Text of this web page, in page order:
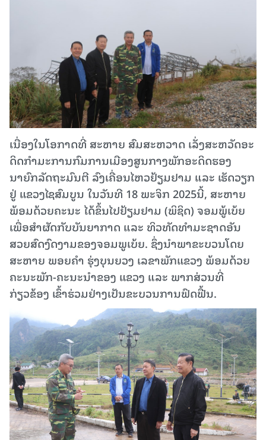
ເນື່ອງໃນໂອກາດທີ່ ສະຫາຍ ສົມສະຫວາດ ເລັ່ງສະຫວັດອະ
ດິດກຳມະການກົມການເມືອງສູນກາງພັກອະດິດຮອງ
ນາຍົກລັດຖະມົນຕີ ລົງເຄື່ອນໄຫວຢ້ຽມຢາມ ແລະ ເຮັດວຽກ
ຢູ່ ແຂວງໄຊສົມບູນ ໃນວັນທີ 18 ພະຈິກ 2025ນີ້, ສະຫາຍ
ພ້ອມດ້ວຍຄະນະ ໄດ້ຂຶ້ນໄປຢ້ຽມຢາມ (ພິຊິດ) ຈອມພູ້ເບ້ຍ
ເພື່ອສຳຜັດກັບບັນຍາກາດ ແລະ ທິວທັດທໍາມະຊາດອັນ
ສວຍສົດງົດງາມຂອງຈອມພູເບ້ຍ. ຊຶ່ງນໍາພາຂະບວນໂດຍ
ສະຫາຍ ພອຍຄຳ ຮຸ່ງບຸນຍວງ ເລຂາພັກແຂວງ ພ້ອມດ້ວຍ
ຄະນະພັກ-ຄະນະນຳຂອງ ແຂວງ ແລະ ພາກສ່ວນທີ່
ກ່ຽວຂ້ອງ ເຂົ້າຮ່ວມຢ່າງເປັນຂະບວນການຟົດຟື້ນ.